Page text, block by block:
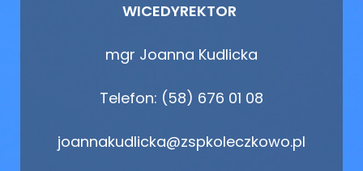
WICEDYREKTOR
mgr Joanna Kudlicka
Telefon: (58) 676 01 08
joannakudlicka@zspkoleczkowo.pl